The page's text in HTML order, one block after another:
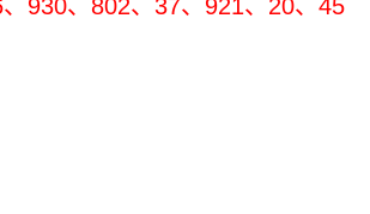
930、802、37、921、20、45